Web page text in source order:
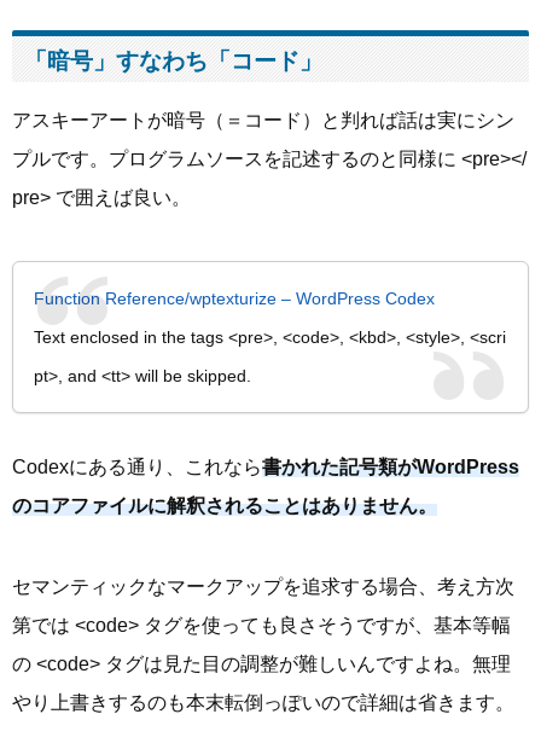
「暗号」すなわち「コード」
アスキーアートが暗号（＝コード）と判れば話は実にシン
プルです。プログラムソースを記述するのと同様に <pre></
pre> で囲えば良い。
Function Reference/wptexturize – WordPress Codex
Text enclosed in the tags <pre>, <code>, <kbd>, <style>, <scri
pt>, and <tt> will be skipped.
Codexにある通り、これなら書かれた記号類がWordPress
のコアファイルに解釈されることはありません。
セマンティックなマークアップを追求する場合、考え方次
第では <code> タグを使っても良さそうですが、基本等幅
の <code> タグは見た目の調整が難しいんですよね。無理
やり上書きするのも本末転倒っぽいので詳細は省きます。